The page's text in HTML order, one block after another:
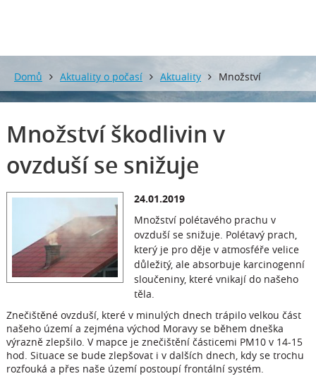
Domů Aktuality o počasí Aktuality Množství
škodlivin v ovzduší se snižuje
Množství škodlivin v
ovzduší se snižuje
24.01.2019
Množství polétavého prachu v
ovzduší se snižuje. Polétavý prach,
který je pro děje v atmosféře velice
důležitý, ale absorbuje karcinogenní
sloučeniny, které vnikají do našeho
těla.
Znečištěné ovzduší, které v minulých dnech trápilo velkou část
našeho území a zejména východ Moravy se během dneška
výrazně zlepšilo. V mapce je znečištění částicemi PM10 v 14-15
hod. Situace se bude zlepšovat i v dalších dnech, kdy se trochu
rozfouká a přes naše území postoupí frontální systém.